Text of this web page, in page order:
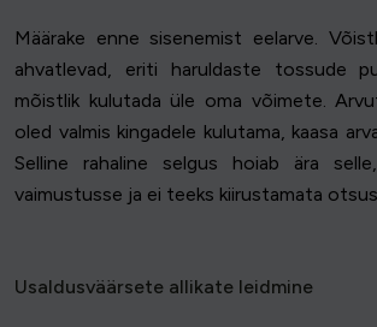
Määrake enne sisenemist eelarve.
ahvatlevad, eriti haruldaste tossude
mõistlik kulutada üle oma võimete.
oled valmis kingadele kulutama, kaasa
Selline rahaline selgus hoiab ära
vaimustusse ja ei teeks kiirustamata
Usaldusväärsete allikate leidmine